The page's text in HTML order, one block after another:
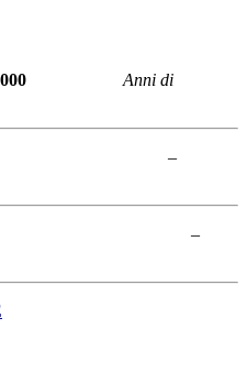
2000 Anni di
–
–